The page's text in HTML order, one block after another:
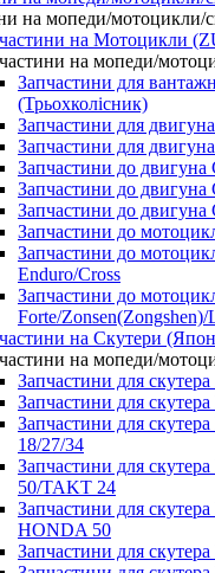
на мопеди/мотоцикли/
на Мотоцикли
на мопеди/
Запчастини для
(Трьохколісник)
Запчастини для
Запчастини для
Запчастини до двигуна
Запчастини до двигуна
Запчастини до
Запчастини до
Запчастини до
Enduro/Cross
Запчастини до
Forte/
на Скутери
на мопеди/
Запчастини для
Запчастини для
Запчастини для
18/27/34
Запчастини для
50/TAKT 24
Запчастини для
HONDA 50
Запчастини для